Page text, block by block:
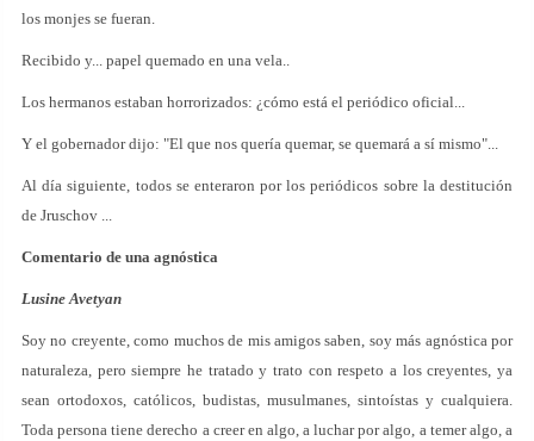
los monjes se fueran.
Recibido y... papel quemado en una vela..
Los hermanos estaban horrorizados: ¿cómo está el periódico oficial...
Y el gobernador dijo: "El que nos quería quemar, se quemará a sí mismo"...
Al día siguiente, todos se enteraron por los periódicos sobre la destitución
de Jruschov ...
Comentario de una agnóstica
Lusine Avetyan
Soy no creyente, como muchos de mis amigos saben, soy más agnóstica por
naturaleza, pero siempre he tratado y trato con respeto a los creyentes, ya
sean ortodoxos, católicos, budistas, musulmanes, sintoístas y cualquiera.
Toda persona tiene derecho a creer en algo, a luchar por algo, a temer algo, a